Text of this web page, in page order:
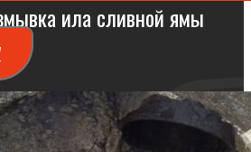
ила сливной ямы